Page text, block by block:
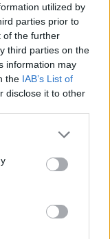
utilized by
parties prior to
of the further
third parties on the
information may
the IAB’s List of
disclose it to other
or more Google
You may click to
party tags to
in below Google
Κ23: Τρία